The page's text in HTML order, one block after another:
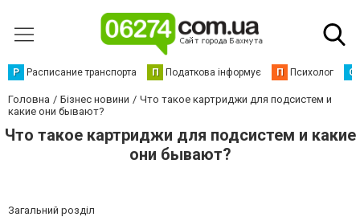
Р Расписание транспорта П Податкова інформує П Психолог С
Головна Бізнес новини
Что такое картриджи для подсистем и
какие они бывают?
Что такое картриджи для подсистем и какие
они бывают?
Загальний розділ